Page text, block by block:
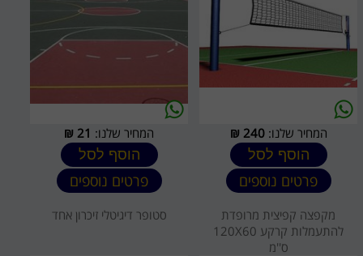
המחיר שלנו:240
₪
הוסף לסל
פרטים נוספים
המחיר שלנו: 21
₪
הוסף לסל
פרטים נוספים
מקפצה קפיצית מרופדת
להתעמלות קרקע 120X60
ס''מ
סטופר דיגיטלי זיכרון אחד